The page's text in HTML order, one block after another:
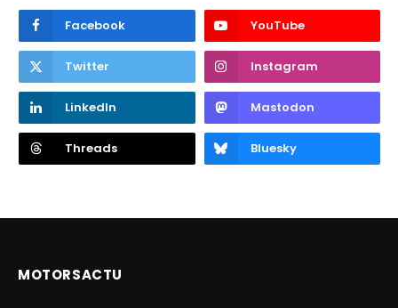
Facebook YouTube
Twitter Instagram
LinkedIn Mastodon
Threads Bluesky
MOTORSACTU